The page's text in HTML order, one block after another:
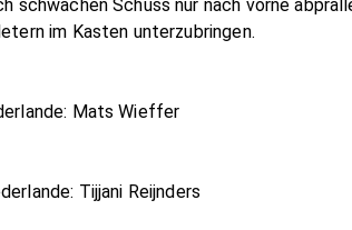
schwachen Schuss nur nach vorne
im Kasten unterzubringen.
Mats Wieffer
Tijjani Reijnders